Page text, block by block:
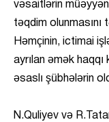
vəsaitlərin
təqdim olunmasını
Həmçinin, ictimai
ayrılan əmək
əsaslı şübhələrin
N.Quliyev və